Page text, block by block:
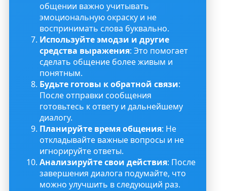
общении важно учитывать
эмоциональную окраску и не
воспринимать слова буквально.
Используйте эмодзи и другие
средства выражения: Это помогает
сделать общение более живым и
понятным.
Будьте готовы к обратной связи:
После отправки сообщения
готовьтесь к ответу и дальнейшему
диалогу.
Планируйте время общения: Не
откладывайте важные вопросы и не
игнорируйте ответы.
Анализируйте свои действия: После
завершения диалога подумайте, что
можно улучшить в следующий раз.